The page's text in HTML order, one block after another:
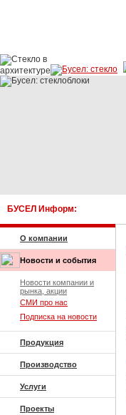
БУСЕЛ Информ:
О компании
Новости и события
Новости компании и
рынка, акции
СМИ про нас
Подписка на новости
Продукция
Производство
Услуги
Проекты